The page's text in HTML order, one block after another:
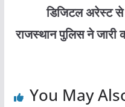
डिजिटल अरेस्ट से
राजस्थान पुलिस ने
You May